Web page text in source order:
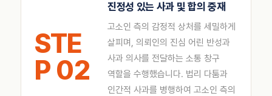
STE
P 02
진정성 있는 사과 및 합의 중재
고소인 측의 감정적 상처를 세밀하게
살피며, 의뢰인의 진심 어린 반성과
사과 의사를 전달하는 소통 창구
역할을 수행했습니다. 법리 다툼과
인간적 사과를 병행하여 고소인 측의